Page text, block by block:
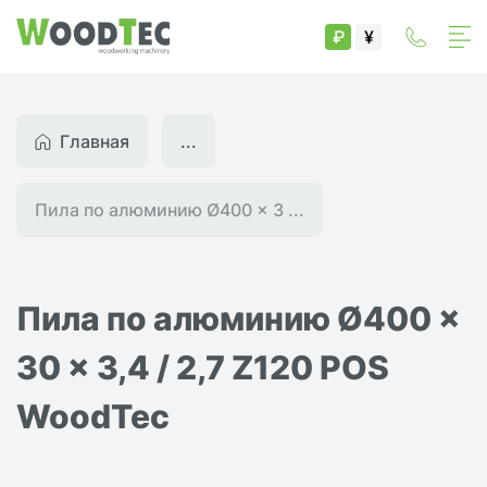
₽ ¥
Главная
Пила по алюминию Ø400 x 3 ...
...
Пила по алюминию Ø400 x
30 x 3,4 / 2,7 Z120 POS
WoodTec